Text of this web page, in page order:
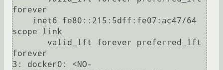
forever
scope link
forever
3: docker0: <NO-